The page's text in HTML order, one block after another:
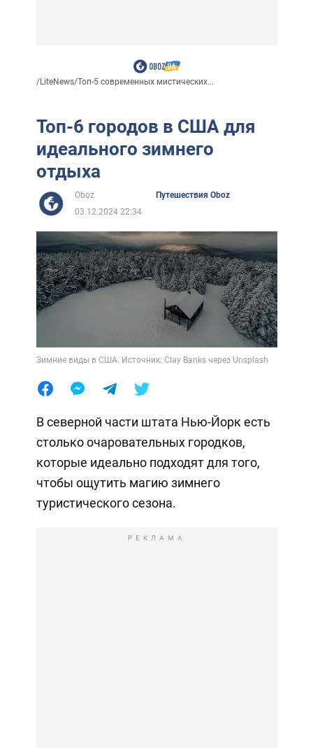
/LiteNews/Топ-5 современных мистических...
Топ-6 городов в США для
идеального зимнего
отдыха
Oboz
Путешествия Oboz
03.12.2024 22:34
Зимние виды в США. Источник: Clay Banks через Unsplash
В северной части штата Нью-Йорк есть
столько очаровательных городков,
которые идеально подходят для того,
чтобы ощутить магию зимнего
туристического сезона.
РЕКЛАМА